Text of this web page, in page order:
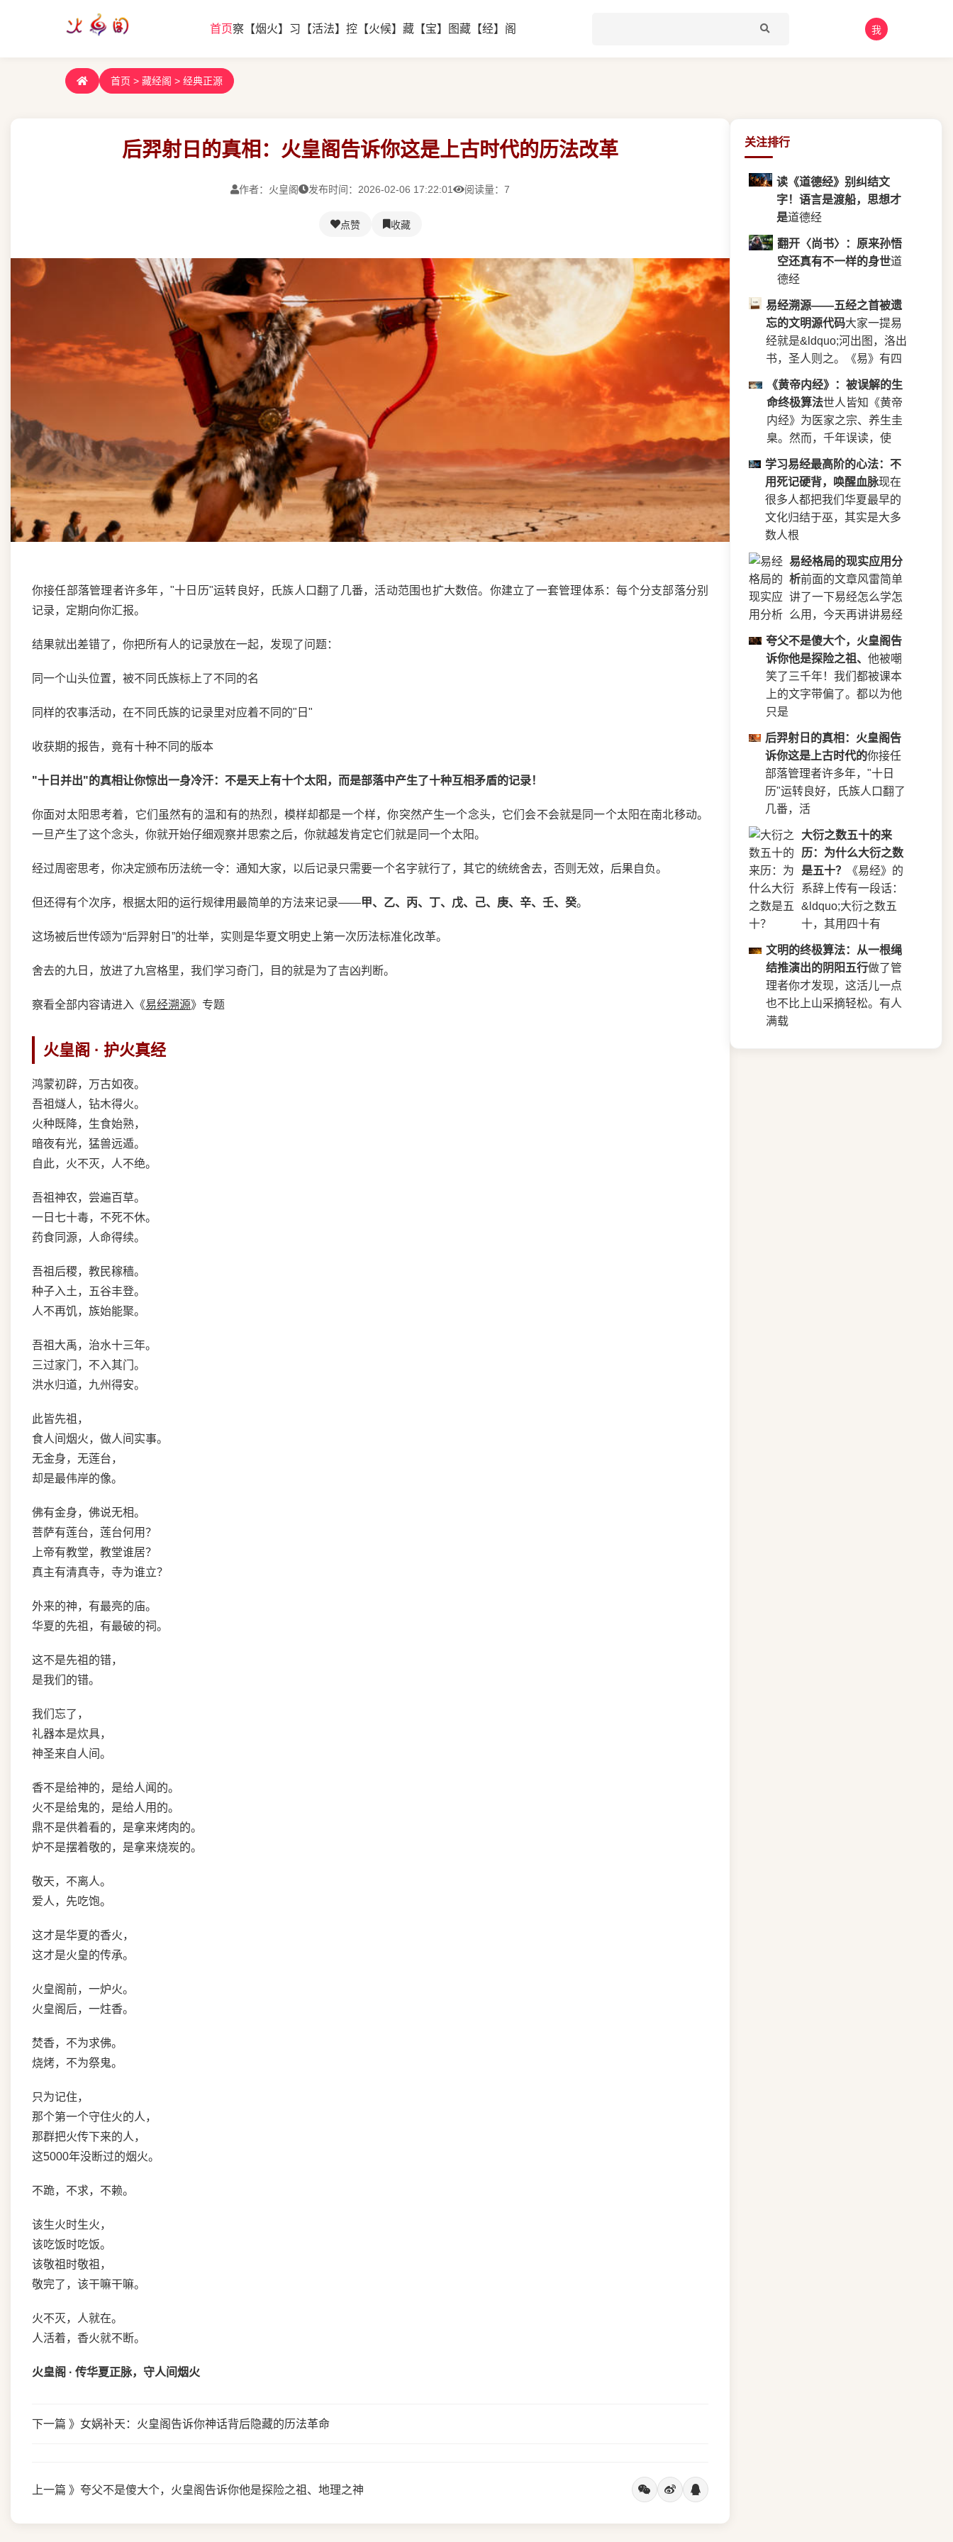
首页察【烟火】 习【活法】控【火候】藏【宝】图藏【经】阁 我
首页 > 藏经阁 > 经典正源
后羿射日的真相：火皇阁告诉你这是上古时代的历法改革
作者：火皇阁 发布时间：2026-02-06 17:22:01 阅读量：7
点赞 收藏
你接任部落管理者许多年，"十日历"运转良好，氏族人口翻了几番，活动范围也扩大数倍。你建立了一套管理体系：每个分支部落分别
记录，定期向你汇报。
结果就出差错了，你把所有人的记录放在一起，发现了问题：
同一个山头位置，被不同氏族标上了不同的名
同样的农事活动，在不同氏族的记录里对应着不同的"日"
收获期的报告，竟有十种不同的版本
"十日并出"的真相让你惊出一身冷汗：不是天上有十个太阳，而是部落中产生了十种互相矛盾的记录！
你面对太阳思考着，它们虽然有的温和有的热烈，模样却都是一个样，你突然产生一个念头，它们会不会就是同一个太阳在南北移动。
一旦产生了这个念头，你就开始仔细观察并思索之后，你就越发肯定它们就是同一个太阳。
经过周密思考，你决定颁布历法统一令：通知大家，以后记录只需要一个名字就行了，其它的统统舍去，否则无效，后果自负。
但还得有个次序，根据太阳的运行规律用最简单的方法来记录——甲、乙、丙、丁、戊、己、庚、辛、壬、癸。
这场被后世传颂为“后羿射日”的壮举，实则是华夏文明史上第一次历法标准化改革。
舍去的九日，放进了九宫格里，我们学习奇门，目的就是为了吉凶判断。
察看全部内容请进入《易经溯源》专题
火皇阁 · 护火真经
鸿蒙初辟，万古如夜。
吾祖燧人，钻木得火。
火种既降，生食始熟，
暗夜有光，猛兽远遁。
自此，火不灭，人不绝。
吾祖神农，尝遍百草。
一日七十毒，不死不休。
药食同源，人命得续。
吾祖后稷，教民稼穑。
种子入土，五谷丰登。
人不再饥，族始能聚。
吾祖大禹，治水十三年。
三过家门，不入其门。
洪水归道，九州得安。
此皆先祖，
食人间烟火，做人间实事。
无金身，无莲台，
却是最伟岸的像。
佛有金身，佛说无相。
菩萨有莲台，莲台何用？
上帝有教堂，教堂谁居？
真主有清真寺，寺为谁立？
外来的神，有最亮的庙。
华夏的先祖，有最破的祠。
这不是先祖的错，
是我们的错。
我们忘了，
礼器本是炊具，
神圣来自人间。
香不是给神的，是给人闻的。
火不是给鬼的，是给人用的。
鼎不是供着看的，是拿来烤肉的。
炉不是摆着敬的，是拿来烧炭的。
敬天，不离人。
爱人，先吃饱。
这才是华夏的香火，
这才是火皇的传承。
火皇阁前，一炉火。
火皇阁后，一炷香。
焚香，不为求佛。
烧烤，不为祭鬼。
只为记住，
那个第一个守住火的人，
那群把火传下来的人，
这5000年没断过的烟火。
不跪，不求，不赖。
该生火时生火，
该吃饭时吃饭。
该敬祖时敬祖，
敬完了，该干嘛干嘛。
火不灭，人就在。
人活着，香火就不断。
火皇阁 · 传华夏正脉，守人间烟火
下一篇 》 女娲补天：火皇阁告诉你神话背后隐藏的历法革命
上一篇 》 夸父不是傻大个，火皇阁告诉你他是探险之祖、地理之神
关注排行
读《道德经》别纠结文
字！语言是渡船，思想才
是道德经
翻开〈尚书〉：原来孙悟
空还真有不一样的身世道
德经
易经溯源——五经之首被遗
忘的文明源代码大家一提易
经就是&ldquo;河出图，洛出
书，圣人则之。《易》有四
《黄帝内经》：被误解的生
命终极算法世人皆知《黄帝
内经》为医家之宗、养生圭
臬。然而，千年误读，使
学习易经最高阶的心法：不
用死记硬背，唤醒血脉现在
很多人都把我们华夏最早的
文化归结于巫，其实是大多
数人根
易经格局的现实应用分
析前面的文章风雷简单
讲了一下易经怎么学怎
么用，今天再讲讲易经
夸父不是傻大个，火皇阁告
诉你他是探险之祖、 他被嘲
笑了三千年！我们都被课本
上的文字带偏了。都以为他
只是
后羿射日的真相：火皇阁告
诉你这是上古时代的你接任
部落管理者许多年，"十日
历"运转良好，氏族人口翻了
几番，活
大衍之数五十的来
历：为什么大衍之数
是五十？
《易经》的
系辞上传有一段话：
&ldquo;大衍之数五
十，其用四十有
文明的终极算法：从一根绳
结推演出的阴阳五行做了管
理者你才发现，这活儿一点
也不比上山采摘轻松。有人
满载